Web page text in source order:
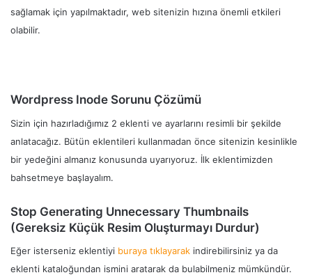
sağlamak için yapılmaktadır, web sitenizin hızına önemli etkileri
olabilir.
Wordpress Inode Sorunu Çözümü
Sizin için hazırladığımız 2 eklenti ve ayarlarını resimli bir şekilde
anlatacağız. Bütün eklentileri kullanmadan önce sitenizin kesinlikle
bir yedeğini almanız konusunda uyarıyoruz. İlk eklentimizden
bahsetmeye başlayalım.
Stop Generating Unnecessary Thumbnails
(Gereksiz Küçük Resim Oluşturmayı Durdur)
Eğer isterseniz eklentiyi buraya tıklayarak indirebilirsiniz ya da
eklenti kataloğundan ismini aratarak da bulabilmeniz mümkündür.